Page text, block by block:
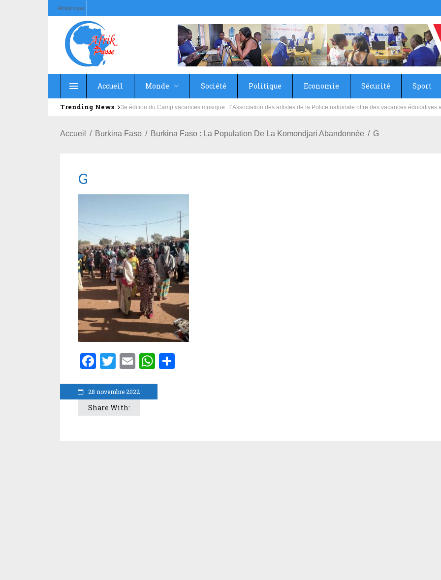
Afrikpresse
Accueil Monde Société Politique Economie Sécurité Sport
Trending News Education : la fédération de la Russie rénove les écoles primaire et collège du Camp Général Aboubacar Sangoulé
Accueil Burkina Faso Burkina Faso : La Population De La Komondjari Abandonnée G
28 novembre 2022
G
Facebook
Twitter
EmailWhatsApp
Share With: